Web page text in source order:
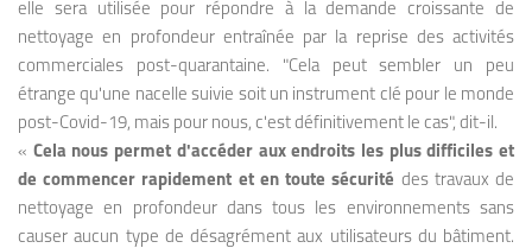
elle sera utilisée pour répondre à la demande croissante de
nettoyage en profondeur entraînée par la reprise des activités
commerciales post-quarantaine. "Cela peut sembler un peu
étrange qu'une nacelle suivie soit un instrument clé pour le monde
post-Covid-19, mais pour nous, c'est définitivement le cas", dit-il.
« Cela nous permet d'accéder aux endroits les plus difficiles et
de commencer rapidement et en toute sécurité des travaux de
nettoyage en profondeur dans tous les environnements sans
causer aucun type de désagrément aux utilisateurs du bâtiment.